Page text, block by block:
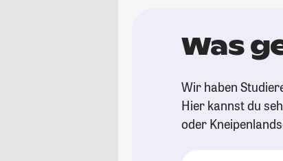
Was
Wir haben
Hier kannst du
oder